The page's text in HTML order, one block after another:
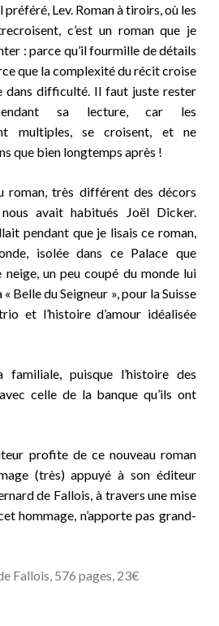
Lev. Roman à tiroirs, où les
c’est un roman que je
: parce qu’il fourmille de détails
que la complexité du récit croise
dans difficulté. Il faut juste rester
sa lecture, car les
multiples, se croisent, et ne
que bien longtemps après !
roman, très différent des décors
avait habitués Joël Dicker.
pendant que je lisais ce roman,
isolée dans ce Palace que
neige, un peu coupé du monde lui
« Belle du Seigneur », pour la Suisse
et l’histoire d’amour idéalisée
familiale, puisque l’histoire des
celle de la banque qu’ils ont
profite de ce nouveau roman
(très) appuyé à son éditeur
de Fallois, à travers une mise
hommage, n’apporte pas grand-
Fallois, 576 pages, 23€